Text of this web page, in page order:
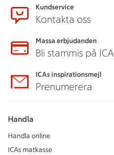
Kundservice
Kontakta oss
Massa erbjudanden
Bli stammis på ICA
ICAs inspirationsmejl
Prenumerera
Handla
Handla online
ICAs matkasse